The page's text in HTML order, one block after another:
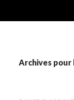
Archives